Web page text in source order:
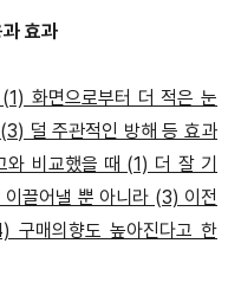
효과
화면으로부터 더 적은 눈
덜 주관적인 방해 등 효과
와 비교했을 때 (1) 더 잘 기
끌어낼 뿐 아니라 (3) 이전
구매의향도 높아진다고 한